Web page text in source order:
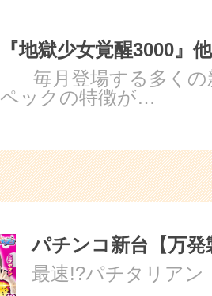
『地獄少女覚醒3000』
毎月登場する多くの
ペックの特徴が…
パチンコ新台【万
最速!?パチタリアン